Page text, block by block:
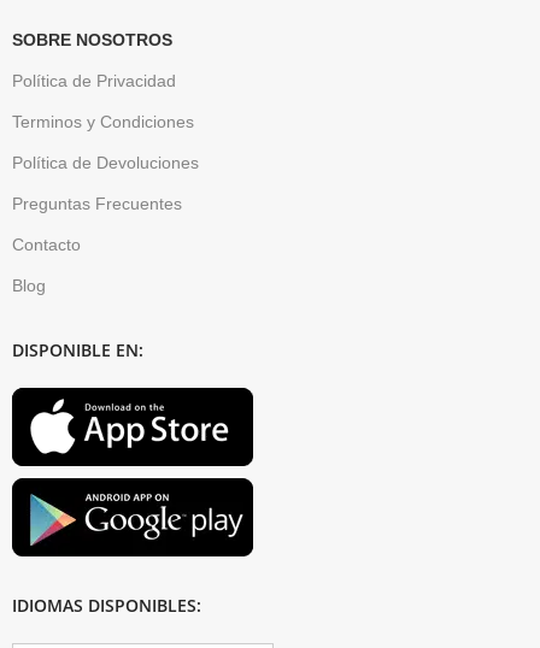
SOBRE NOSOTROS
Política de Privacidad
Terminos y Condiciones
Política de Devoluciones
Preguntas Frecuentes
Contacto
Blog
DISPONIBLE EN:
IDIOMAS DISPONIBLES: